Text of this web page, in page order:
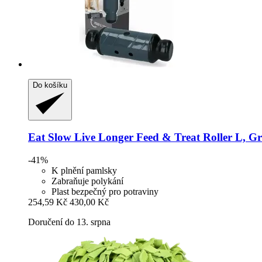
Do košíku
Eat Slow Live Longer Feed & Treat Roller L,
-41%
K plnění pamlsky
Zabraňuje polykání
Plast bezpečný pro potraviny
254,59 Kč 430,00 Kč
Doručení do 13. srpna